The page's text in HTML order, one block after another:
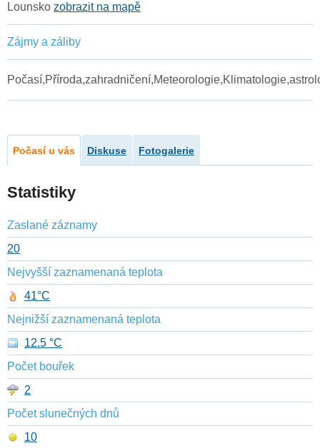
Lounsko zobrazit na mapě
Zájmy a záliby
Počasí u vás Diskuse Fotogalerie
Statistiky
Zaslané záznamy
20
Nejvyšší zaznamenaná teplota
41°C
Nejnižší zaznamenaná teplota
12.5 °C
Počet bouřek
2
Počet slunečných dnů
10